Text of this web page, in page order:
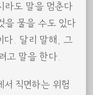
라도 말을 멈춘다
을 물을 수도 있다
다. 달리 말해, 그
고 말을 한다.
직면하는 위험